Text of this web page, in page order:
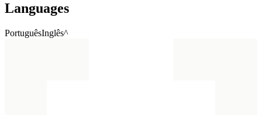
Languages
PortuguêsInglês^